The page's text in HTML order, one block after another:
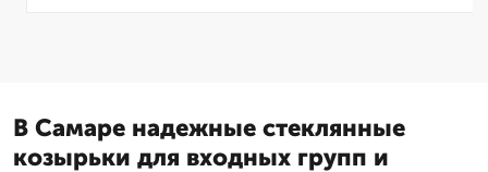
В Самаре надежные стеклянные
козырьки для входных групп и